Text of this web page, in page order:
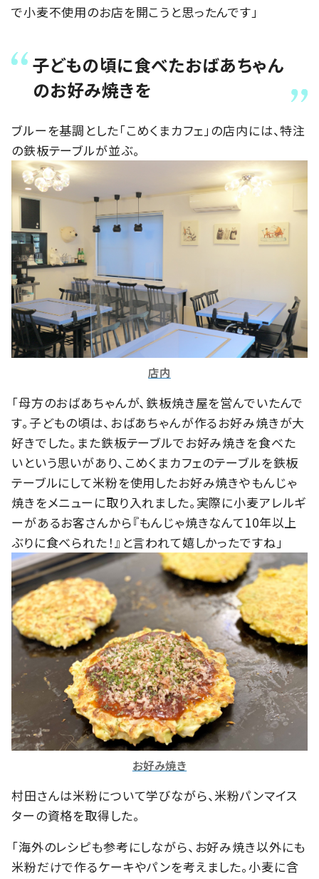
で小麦不使用のお店を開こうと思ったんです」
子どもの頃に食べたおばあちゃん
のお好み焼きを
ブルーを基調とした「こめくまカフェ」の店内には、特注
の鉄板テーブルが並ぶ。
店内
「母方のおばあちゃんが、鉄板焼き屋を営んでいたんで
す。子どもの頃は、おばあちゃんが作るお好み焼きが大
好きでした。また鉄板テーブルでお好み焼きを食べた
いという思いがあり、こめくまカフェのテーブルを鉄板
テーブルにして米粉を使用したお好み焼きやもんじゃ
焼きをメニューに取り入れました。実際に小麦アレルギ
ーがあるお客さんから『もんじゃ焼きなんて10年以上
ぶりに食べられた！』と言われて嬉しかったですね」
お好み焼き
村田さんは米粉について学びながら、米粉パンマイス
ターの資格を取得した。
「海外のレシピも参考にしながら、お好み焼き以外にも
米粉だけで作るケーキやパンを考えました。小麦に含